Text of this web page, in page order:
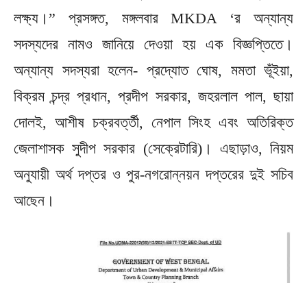
লক্ষ্য।” প্রসঙ্গত, মঙ্গলবার MKDA ‘র অন্যান্য
সদস্যদের নামও জানিয়ে দেওয়া হয় এক বিজ্ঞপ্তিতে।
অন্যান্য সদস্যরা হলেন- প্রদ্যোত ঘোষ, মমতা ভূঁইয়া,
বিক্রম চন্দ্র প্রধান, প্রদীপ সরকার, জহরলাল পাল, ছায়া
দোলই, আশীষ চক্রবর্ত্তী, নেপাল সিংহ এবং অতিরিক্ত
জেলাশাসক সুদীপ সরকার (সেক্রেটারি)। এছাড়াও, নিয়ম
অনুযায়ী অর্থ দপ্তর ও পুর-নগরোন্নয়ন দপ্তরের দুই সচিব
আছেন।